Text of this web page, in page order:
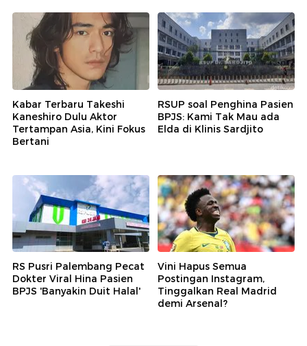
Kabar Terbaru Takeshi
Kaneshiro Dulu Aktor
Tertampan Asia, Kini Fokus
Bertani
RSUP soal Penghina Pasien
BPJS: Kami Tak Mau ada
Elda di Klinis Sardjito
RS Pusri Palembang Pecat
Dokter Viral Hina Pasien
BPJS 'Banyakin Duit Halal'
Vini Hapus Semua
Postingan Instagram,
Tinggalkan Real Madrid
demi Arsenal?